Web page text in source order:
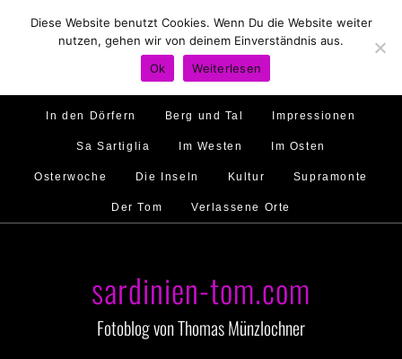
Hirtenland Traumstrände Feste feiern
Golfo di Orosei Im Norden
Murales Ambiente
In den Dörfern Berg und Tal Impressionen
Sa Sartiglia Im Westen Im Osten
Osterwoche Die Inseln Kultur Supramonte
Der Tom Verlassene Orte
sardinien-tom.com
Fotoblog von Thomas Münzlochner
Diese Website benutzt Cookies. Wenn Du die Website weiter
nutzen, gehen wir von deinem Einverständnis aus.
Ok
Weiterlesen